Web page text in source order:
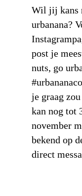
Wil jij kans
urbanana?
post je
nuts, go
je graag
kan nog tot
november
bekend op
direct